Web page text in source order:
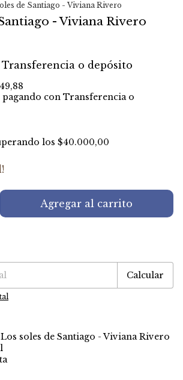
de Santiago - Viviana Rivero
- Viviana Rivero
Transferencia o depósito
pagando con Transferencia o
los $40.000,00
Calcular
Los soles de Santiago - Viviana Rivero